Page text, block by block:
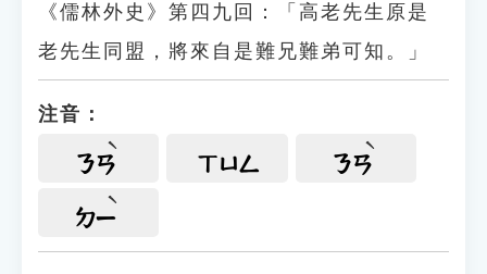
《儒林外史》第四九回：「高老先生原是
老先生同盟，將來自是難兄難弟可知。」
注音：
ㄋㄢ ㄒㄩㄥ ㄋㄢ
ㄉㄧ